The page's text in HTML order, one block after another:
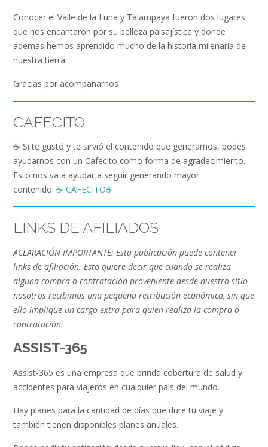
Conocer el Valle de la Luna y Talampaya fueron dos lugares
que nos encantaron por su belleza paisajística y donde
ademas hemos aprendido mucho de la historia milenaria de
nuestra tierra.
Gracias por acompañarnos
CAFECITO
☕️ Si te gustó y te sirvió el contenido que generamos, podes
ayudarnos con un Cafecito como forma de agradecimiento.
Esto nos va a ayudar a seguir generando mayor
contenido. ☕️ CAFECITO☕️
LINKS DE AFILIADOS
ACLARACIÓN IMPORTANTE: Esta publicación puede contener
links de afiliación. Esto quiere decir que cuando se realiza
alguna compra o contratación proveniente desde nuestro sitio
nosotros recibimos una pequeña retribución económica, sin que
ello implique un cargo extra para quien realiza la compra o
contratación.
ASSIST-365
Assist-365 es una empresa que brinda cobertura de salud y
accidentes para viajeros en cualquier país del mundo.
Hay planes para la cantidad de días que dure tu viaje y
también tienen disponibles planes anuales.